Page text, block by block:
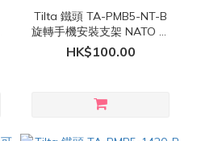
Tilta 鐵頭 TA-PMB5-NT-B
旋轉手機安裝支架 NATO 轉
接器
HK$100.00